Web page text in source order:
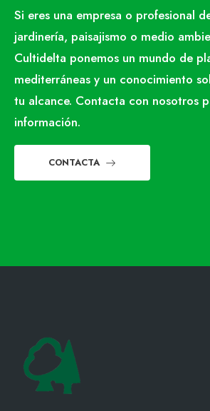
Si eres una empresa o profesional
jardinería, paisajismo o medio
Cultidelta ponemos un mundo de
mediterráneas y un conocimiento
tu alcance. Contacta con nosotros
información.
CONTACTA